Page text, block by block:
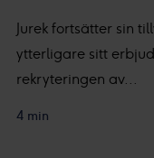
Jurek fortsätter sin
ytterligare sitt
rekryteringen av...
4 min